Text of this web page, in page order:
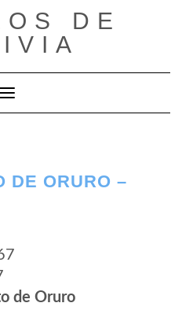
DE
Cambiar modo de navegación
DE ORURO –
de Oruro